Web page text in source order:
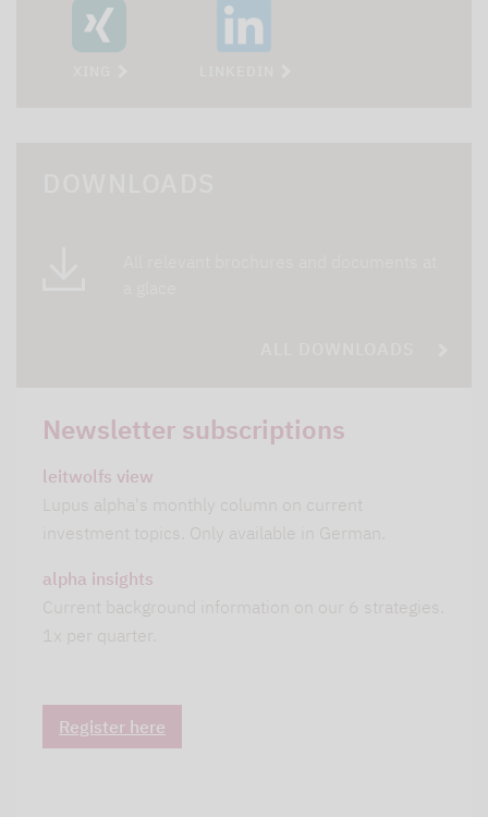
Newsletter subscriptions
leitwolfs view
Lupus alpha's monthly column on current
investment topics. Only available in German.
alpha insights
Current background information on our 6 strategies.
1x per quarter.
Register here